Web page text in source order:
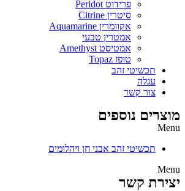
פרידוט Peridot
סיטרין Citrine
אקוומרין Aquamarine
אמטרין טבעי
אמטיסט Amethyst
טופז Topaz
תכשיטי זהב
עגלה
צור קשר
מוצרים נוספים
Menu
תכשיטי זהב אבני חן ויהלומים
Menu
יצירת קשר